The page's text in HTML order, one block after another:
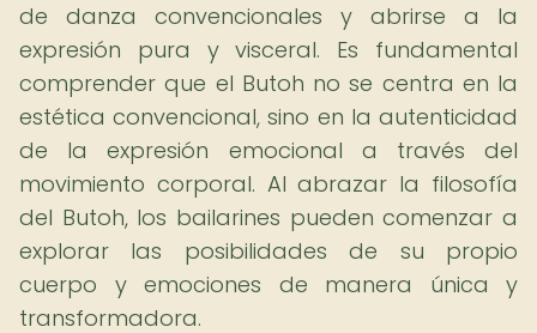
de danza convencionales y abrirse a la
expresión pura y visceral. Es fundamental
comprender que el Butoh no se centra en la
estética convencional, sino en la autenticidad
de la expresión emocional a través del
movimiento corporal. Al abrazar la filosofía
del Butoh, los bailarines pueden comenzar a
explorar las posibilidades de su propio
cuerpo y emociones de manera única y
transformadora.